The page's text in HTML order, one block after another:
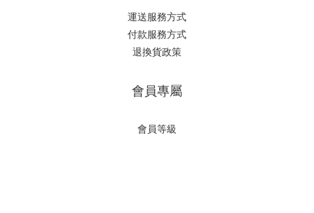
運送服務方式
付款服務方式
退換貨政策
會員專屬
會員等級